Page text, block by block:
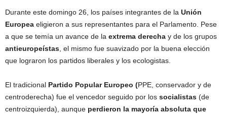
Durante este domingo 26, los países integrantes de la Unión
Europea eligieron a sus representantes para el Parlamento. Pese
a que se temía un avance de la extrema derecha y de los grupos
antieuropeístas , el mismo fue suavizado por la buena elección
que lograron los partidos liberales y los ecologistas.
El tradicional Partido Popular Europeo (PPE, conservador y de
centroderecha) fue el vencedor seguido por los socialistas (de
centroizquierda), aunque perdieron la mayoría absoluta que